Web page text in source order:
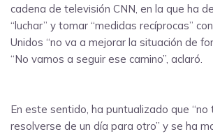
cadena de televisión CNN, en la que ha
“luchar” y tomar “medidas recíprocas”
Unidos “no va a mejorar la situación de
“No vamos a seguir ese camino”, aclaró.
En este sentido, ha puntualizado que “no
resolverse de un día para otro” y se ha